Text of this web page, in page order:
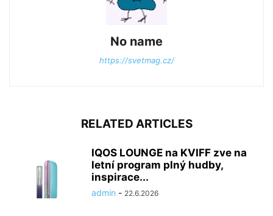
No name
https://svetmag.cz/
RELATED ARTICLES
IQOS LOUNGE na KVIFF zve na
letní program plný hudby,
inspirace...
admin - 22.6.2026